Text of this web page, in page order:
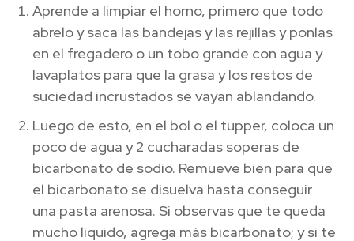
Aprende a limpiar el horno, primero que todo
abrelo y saca las bandejas y las rejillas y ponlas
en el fregadero o un tobo grande con agua y
lavaplatos para que la grasa y los restos de
suciedad incrustados se vayan ablandando.
Luego de esto, en el bol o el tupper, coloca un
poco de agua y 2 cucharadas soperas de
bicarbonato de sodio. Remueve bien para que
el bicarbonato se disuelva hasta conseguir
una pasta arenosa. Si observas que te queda
mucho líquido, agrega más bicarbonato; y si te